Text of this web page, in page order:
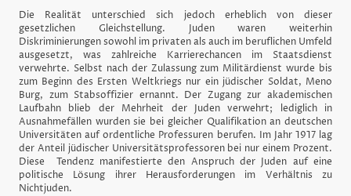
Die Realität unterschied sich jedoch erheblich von dieser
gesetzlichen Gleichstellung. Juden waren weiterhin
Diskriminierungen sowohl im privaten als auch im beruflichen Umfeld
ausgesetzt, was zahlreiche Karrierechancen im Staatsdienst
verwehrte. Selbst nach der Zulassung zum Militärdienst wurde bis
zum Beginn des Ersten Weltkriegs nur ein jüdischer Soldat, Meno
Burg, zum Stabsoffizier ernannt. Der Zugang zur akademischen
Laufbahn blieb der Mehrheit der Juden verwehrt; lediglich in
Ausnahmefällen wurden sie bei gleicher Qualifikation an deutschen
Universitäten auf ordentliche Professuren berufen. Im Jahr 1917 lag
der Anteil jüdischer Universitätsprofessoren bei nur einem Prozent.
Diese Tendenz manifestierte den Anspruch der Juden auf eine
politische Lösung ihrer Herausforderungen im Verhältnis zu
Nichtjuden.